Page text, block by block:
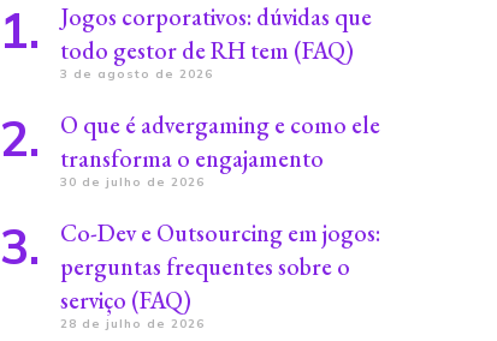
Jogos corporativos: dúvidas que
todo gestor de RH tem (FAQ)
3 de agosto de 2026
O que é advergaming e como ele
transforma o engajamento
30 de julho de 2026
Co-Dev e Outsourcing em jogos:
perguntas frequentes sobre o
serviço (FAQ)
28 de julho de 2026